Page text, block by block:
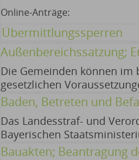
oder ähnliche
Meldebehörde
Interessen sind
vor Bedrohungen,
Feststellung, ob die o.g.
berücksichtigen, ob Sie
sich auf Grund seiner
in verstärktem Maße
Zugehörigkeit zu einer
Eintragung einer
Online-Anträge:
Übermittlungssperren
Außenbereichssatzung;
Die Gemeinden können
gesetzlichen
erleichtern, indem sie eine
Staatsministerium für
Baden, Betreten und
Das Landesstraf- und
Bayerischen
das Baden sowie das
Bauakten; Beantragung